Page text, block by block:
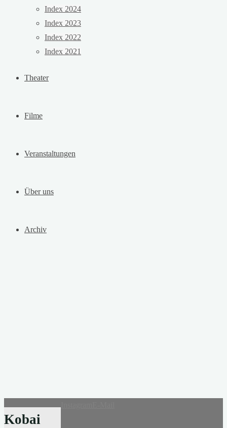
Index 2024
Index 2023
Index 2022
Index 2021
Theater
Filme
Veranstaltungen
Über uns
Archiv
Kobai